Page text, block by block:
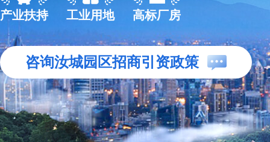
产业扶持 工业用地 高标厂房
咨询汝城园区招商引资政策